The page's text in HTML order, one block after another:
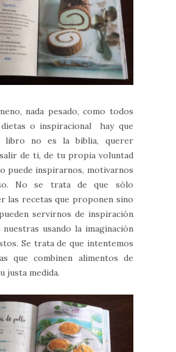
nada pesado, como todos
o inspiracional hay que
libro no es la biblia, querer
de ti, de tu propia voluntad
puede inspirarnos, motivarnos
No se trata de que sólo
las recetas que proponen sino
servirnos de inspiración
usando la imaginación
Se trata de que intentemos
que combinen alimentos de
justa medida.